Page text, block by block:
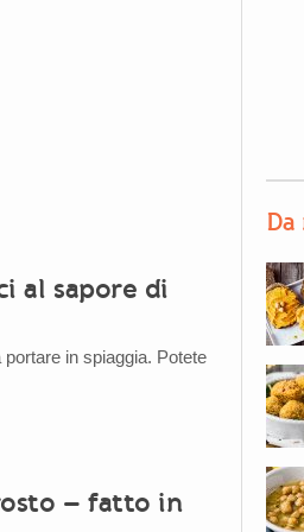
al sapore di
in spiaggia. Potete
– fatto in